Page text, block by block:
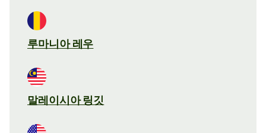
루마니아 레우
말레이시아 링깃